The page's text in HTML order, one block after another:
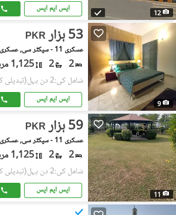
12 ایس ایم ایس
9
PKR 53 ہزار
عسکری 11 - سیکٹر سی, عسکری 11
2
2 1,125 مربع فیٹ
شامل کی:2 دن پہل (تبدیلی کی
ایس ایم ایس
11
PKR 59 ہزار
عسکری 11 - سیکٹر سی, عسکری 11
2
2 1,125 مربع فیٹ
شامل کی:2 دن پہل (تبدیلی کی
ایس ایم ایس